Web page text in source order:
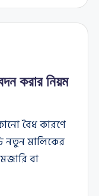
করার নিয়ম
বৈধ কারণে
নতুন মালিকের
বা